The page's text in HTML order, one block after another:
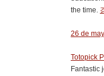
the time.
26 de
Totopick
Fantastic